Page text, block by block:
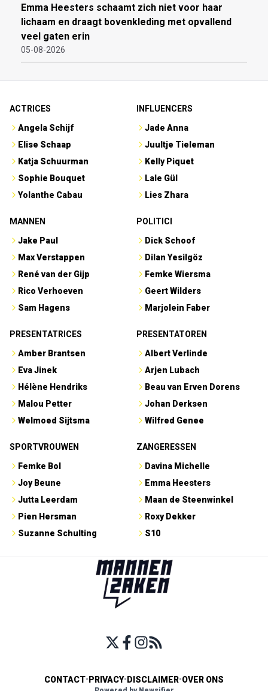
Emma Heesters schaamt zich niet voor haar
lichaam en draagt bovenkleding met opvallend
veel gaten erin
05-08-2026
ACTRICES
Angela Schijf
Elise Schaap
Katja Schuurman
Sophie Bouquet
Yolanthe Cabau
INFLUENCERS
Jade Anna
Juultje Tieleman
Kelly Piquet
Lale Gül
Lies Zhara
MANNEN
Jake Paul
Max Verstappen
René van der Gijp
Rico Verhoeven
Sam Hagens
POLITICI
Dick Schoof
Dilan Yesilgöz
Femke Wiersma
Geert Wilders
Marjolein Faber
PRESENTATRICES
Amber Brantsen
Eva Jinek
Hélène Hendriks
Malou Petter
Welmoed Sijtsma
PRESENTATOREN
Albert Verlinde
Arjen Lubach
Beau van Erven Dorens
Johan Derksen
Wilfred Genee
SPORTVROUWEN
Femke Bol
Joy Beune
Jutta Leerdam
Pien Hersman
Suzanne Schulting
ZANGERESSEN
Davina Michelle
Emma Heesters
Maan de Steenwinkel
Roxy Dekker
S10
CONTACT• PRIVACY• DISCLAIMER•OVER ONS